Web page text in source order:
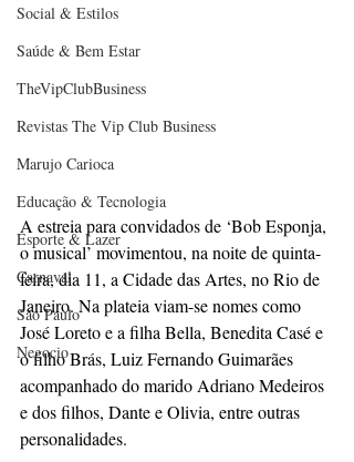
Social & Estilos
Saúde & Bem Estar
TheVipClubBusiness
Revistas The Vip Club Business
Marujo Carioca
Educação & Tecnologia
Esporte & Lazer
Carnaval
São Paulo
Negocio
A estreia para convidados de ‘Bob Esponja,
o musical’ movimentou, na noite de quinta-
feira, dia 11, a Cidade das Artes, no Rio de
Janeiro. Na plateia viam-se nomes como
José Loreto e a filha Bella, Benedita Casé e
o filho Brás, Luiz Fernando Guimarães
acompanhado do marido Adriano Medeiros
e dos filhos, Dante e Olivia, entre outras
personalidades.